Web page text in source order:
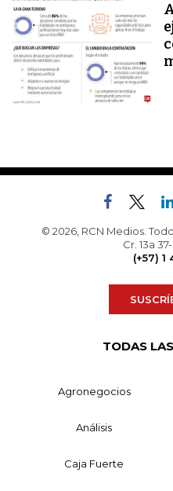
© 2026, RCN Medios.
Cr. 13a
(+57)
TODAS
Agronegocios
Análisis
Caja Fuerte